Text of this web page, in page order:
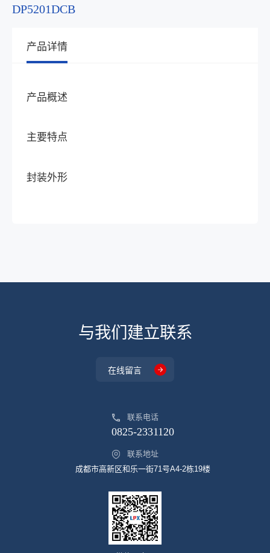
DP5201DCB
产品详情
产品概述
主要特点
封装外形
与我们建立联系
在线留言
联系电话
0825-2331120
联系地址
成都市高新区和乐一街71号A4-2栋19楼